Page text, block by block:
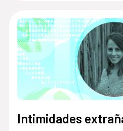
Intimidades